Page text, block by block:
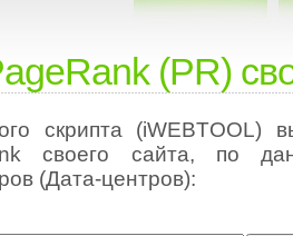
(PR)
скрипта (iWEBTOOL)
своего сайта, по
(Дата-центров):